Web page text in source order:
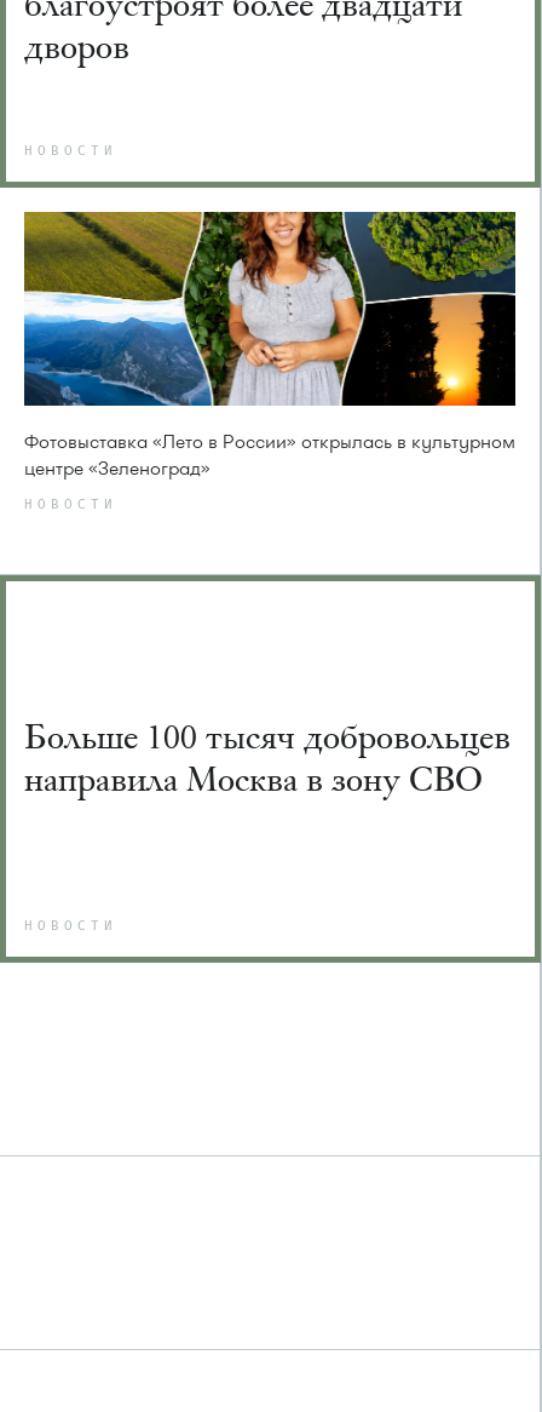
дворов
НОВОСТИ
Фотовыставка «Лето в России» открылась в культурном
центре «Зеленоград»
НОВОСТИ
Больше 100 тысяч добровольцев
направила Москва в зону СВО
НОВОСТИ